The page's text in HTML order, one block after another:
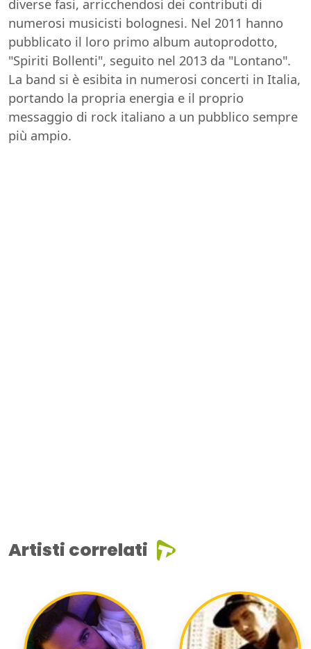
diverse fasi, arricchendosi dei contributi di
numerosi musicisti bolognesi. Nel 2011 hanno
pubblicato il loro primo album autoprodotto,
"Spiriti Bollenti", seguito nel 2013 da "Lontano".
La band si è esibita in numerosi concerti in Italia,
portando la propria energia e il proprio
messaggio di rock italiano a un pubblico sempre
più ampio.
Artisti correlati